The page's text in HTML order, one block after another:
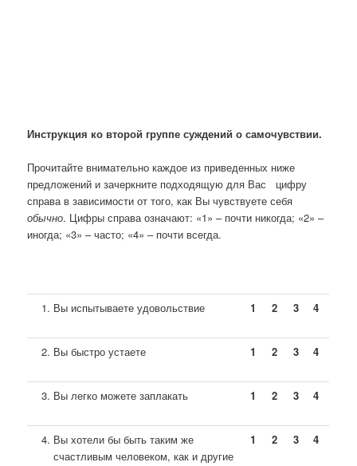
Инструкция ко второй группе суждений о самочувствии.
Прочитайте внимательно каждое из приведенных ниже
предложений и зачеркните подходящую для Вас цифру
справа в зависимости от того, как Вы чувствуете себя
обычно. Цифры справа означают: «1» – почти никогда; «2» –
иногда; «3» – часто; «4» – почти всегда.
Вы испытываете удовольствие 1 2 3 4
Вы быстро устаете 1 2 3 4
Вы легко можете заплакать 1 2 3 4
Вы хотели бы быть таким же
счастливым человеком, как и другие
1 2 3 4